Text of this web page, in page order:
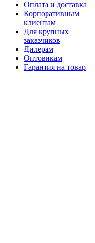
Оплата и доставка
Корпоративным
клиентам
Для крупных
заказчиков
Дилерам
Оптовикам
Гарантия на товар